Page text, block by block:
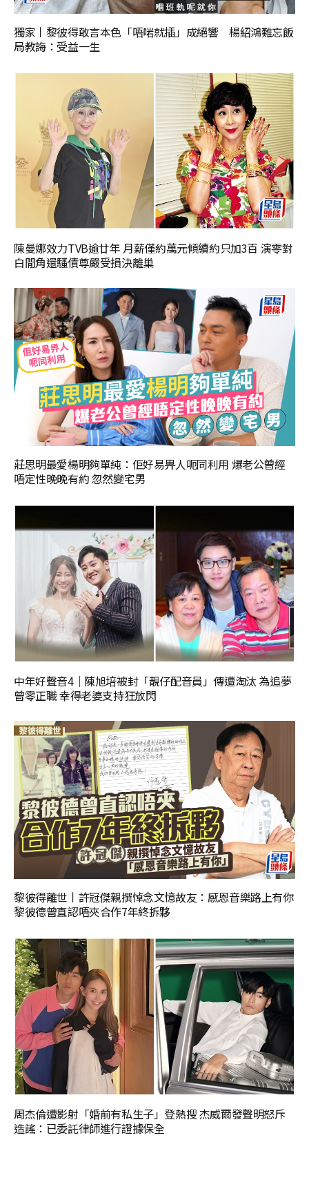
獨家丨黎彼得敢言本色「唔啱就插」成絕響 楊紹鴻難忘飯
局教誨：受益一生
陳曼娜效力TVB逾廿年 月薪僅約萬元傾續約只加3百 演零對
白閒角還騷債尊嚴受損決離巢
莊思明最愛楊明夠單純：佢好易畀人呃同利用 爆老公曾經
唔定性晚晚有約 忽然變宅男
中年好聲音4｜陳旭培被封「靚仔配音員」傳遭淘汰 為追夢
曾零正職 幸得老婆支持狂放閃
黎彼得離世丨許冠傑親撰悼念文憶故友：感恩音樂路上有你
黎彼德曾直認唔夾合作7年終拆夥
周杰倫遭影射「婚前有私生子」登熱搜 杰威爾發聲明怒斥
造謠：已委託律師進行證據保全